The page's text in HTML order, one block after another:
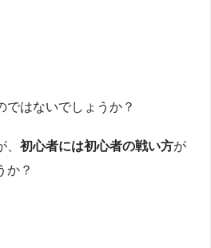
ではないでしょうか？
、 初心者には初心者の戦い方が
か？